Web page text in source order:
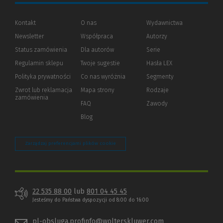
Kontakt
Newsletter
Status zamówienia
Regulamin sklepu
Polityka prywatności (Nowe
(Link
innej
Zwrot lub reklamacja
zamówienia
O nas
Współpraca
Dla autorów(Nowe
(Link
innej
Twoje sugestie
Co nas wyróżnia
Mapa strony
FAQ
Blog
Wydawnictwa
Autorzy
Serie
Hasła LEX
Segmenty
Rodzaje
Zawody
Zarządzaj preferencjami plików cookie
22 535 88 00 lub 801 04 45 45
Jesteśmy do Państwa dyspozycji od 8:00 do 16:00